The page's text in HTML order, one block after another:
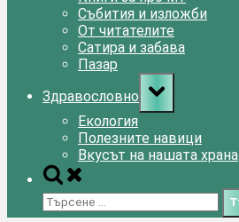
Събития и изложби
От читателите
Сатира и забава
Пазар
Здравословно
Toggle
sub-
menu
Екология
Полезните навици
Вкусът на нашата храна
Toggle
search
form
Търсене
за: